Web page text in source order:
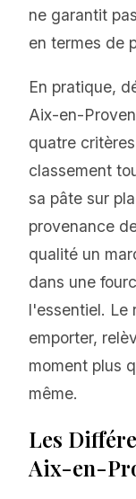
ne garantit
en termes de
En pratique,
Aix-en-
quatre
classement
sa pâte sur
provenance
qualité un
dans une
l'essentiel. Le
emporter,
moment plus
même.
Les
Aix-en-